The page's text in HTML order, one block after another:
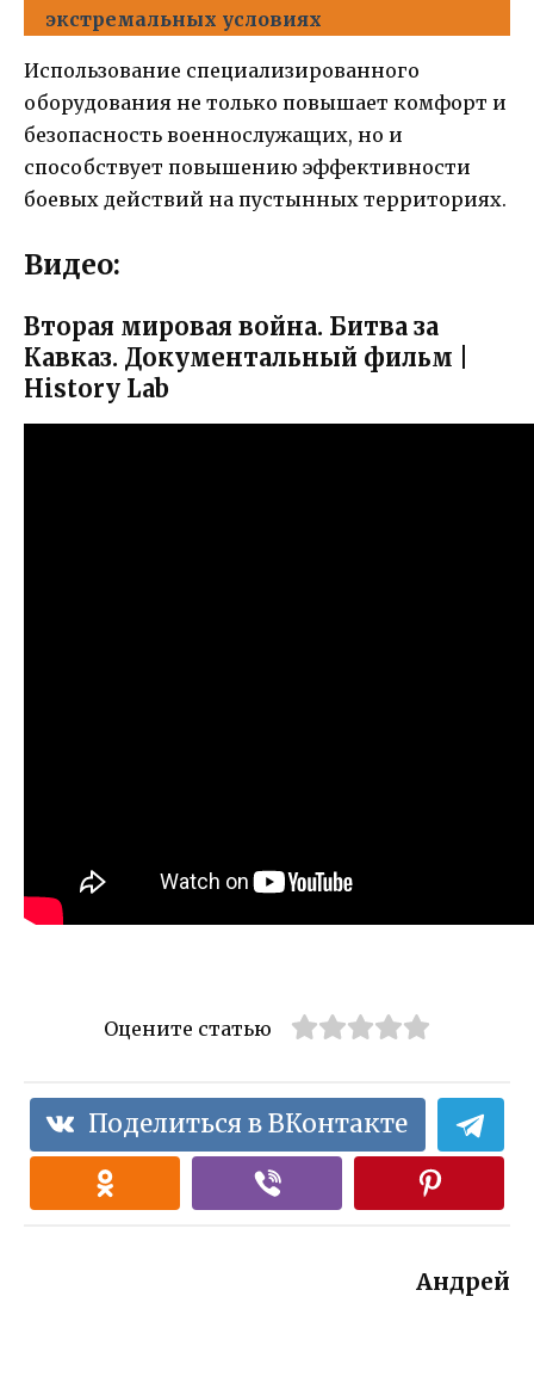
экстремальных условиях
Использование специализированного
оборудования не только повышает комфорт и
безопасность военнослужащих, но и
способствует повышению эффективности
боевых действий на пустынных территориях.
Видео:
Вторая мировая война. Битва за
Кавказ. Документальный фильм |
History Lab
Оцените статью
Поделиться в ВКонтакте
Андрей